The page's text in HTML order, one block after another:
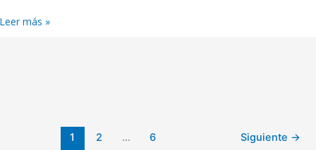
Leer más »
1 2 … 6 Siguiente →